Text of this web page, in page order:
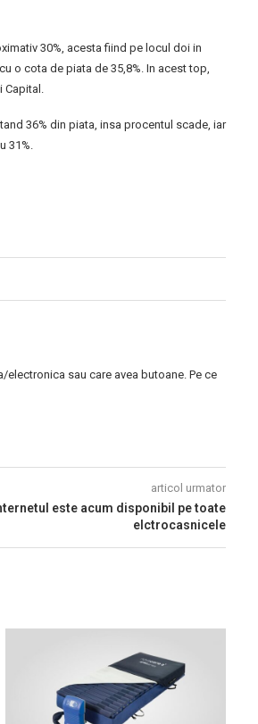
30%, acesta fiind pe locul doi in
o cota de piata de 35,8%. In acest top,
Capital.
36% din piata, insa procentul scade, iar
31%.
sau care avea butoane. Pe ce
articol urmator
este acum disponibil pe toate
elctrocasnicele